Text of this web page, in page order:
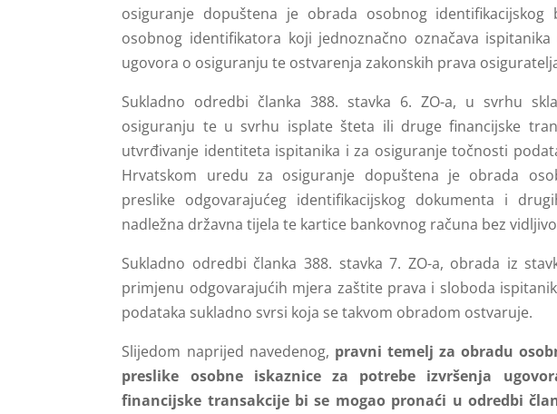
osiguranje dopuštena je obrada osobnog
osobnog identifikatora koji jednoznačno označava
ugovora o osiguranju te ostvarenja zakonskih prava
Sukladno odredbi članka 388. stavka 6. ZO-a, u svrhu
osiguranju te u svrhu isplate šteta ili druge financijske
utvrđivanje identiteta ispitanika i za osiguranje točnosti
Hrvatskom uredu za osiguranje dopuštena je obrada
preslike odgovarajućeg identifikacijskog dokumenta i
nadležna državna tijela te kartice bankovnog računa bez
Sukladno odredbi članka 388. stavka 7. ZO-a, obrada iz
primjenu odgovarajućih mjera zaštite prava i sloboda
podataka sukladno svrsi koja se takvom obradom ostvaruje.
Slijedom naprijed navedenog, pravni temelj za obradu
preslike osobne iskaznice za potrebe izvršenja
financijske transakcije bi se mogao pronaći u odredbi